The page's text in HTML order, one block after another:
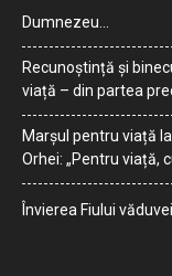
Dumnezeu…
Recunoștință și
viață – din partea
Marșul pentru viață
Orhei: „Pentru viață,
Învierea Fiului